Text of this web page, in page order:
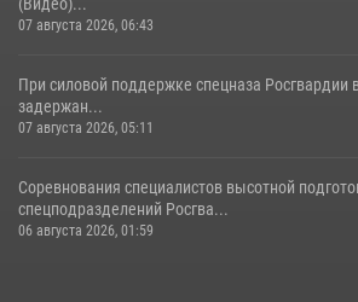
07 августа 2026, 06:43
При силовой поддержке спецназа Росгвардии
задержан...
07 августа 2026, 05:11
Соревнования специалистов высотной
спецподразделений Росгва...
06 августа 2026, 01:59